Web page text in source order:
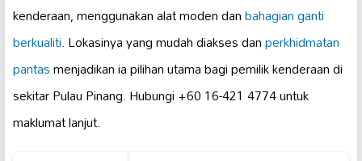
kenderaan, menggunakan alat moden danbahagian ganti
berkualiti. Lokasinya yang mudah diakses danperkhidmatan
pantasmenjadikan ia pilihan utama bagi pemilik kenderaan di
sekitar Pulau Pinang. Hubungi +60 16-421 4774 untuk
maklumat lanjut.